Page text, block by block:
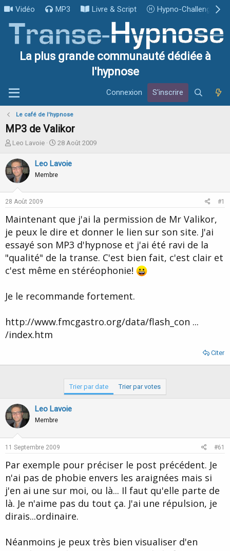
Vidéo MP3 Livre & Script Hypno-Challenge
La plus grande communauté dédiée à
l'hypnose
Connexion S'inscrire
Le café de l'hypnose
MP3 de Valikor
I
i
t
i
u
d
e
a
d
c
s
s
i
Leo Lavoie
D
t
d
b
t
28 Août 2009
Leo Lavoie
Membre
28 Août 2009 #1
Maintenant que j'ai la permission de Mr Valikor,
je peux le dire et donner le lien sur son site. J'ai
essayé son MP3 d'hypnose et j'ai été ravi de la
"qualité" de la transe. C'est bien fait, c'est clair et
c'est même en stéréophonie!
Je le recommande fortement.
http://www.fmcgastro.org/data/flash_con ...
/index.htm
Citer
Trier par date Trier par votes
Leo Lavoie
Membre
11 Septembre 2009 #61
Par exemple pour préciser le post précédent. Je
n'ai pas de phobie envers les araignées mais si
j'en ai une sur moi, ou là... Il faut qu'elle parte de
là. Je n'aime pas du tout ça. J'ai une répulsion, je
dirais...ordinaire.
Néanmoins je peux très bien visualiser d'en